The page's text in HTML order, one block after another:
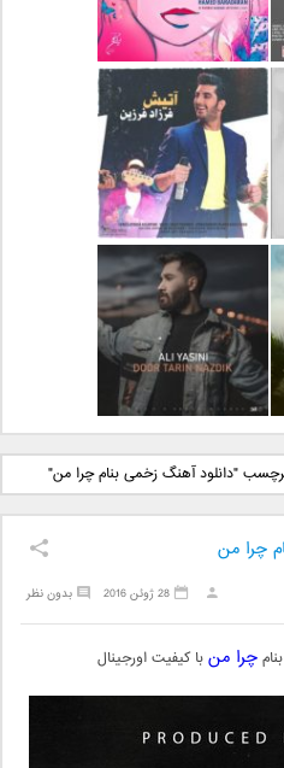
دانلود آهنگ جدید علی
لهراسبی بنام صورت
دانلود آهنگ جدید فرزاد
فرزین بنام آتیش
دانلود آهنگ جدید علی
یاسینی بنام دورترین نزدیک
"دانلود آهنگ زخمی بنام چرا من"
چرا من
بدون نظر 28 ژوئن 2016
بنامچرا منبا کیفیت اورجینال